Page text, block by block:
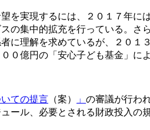
を実現するには、２０１７年に
の集中的拡充を行っている。
に理解を求めているが、２０１
０億円の「安心子ども基金」
いての提言 （案） 」 の審議が行わ
ール、必要とされる財政投入の